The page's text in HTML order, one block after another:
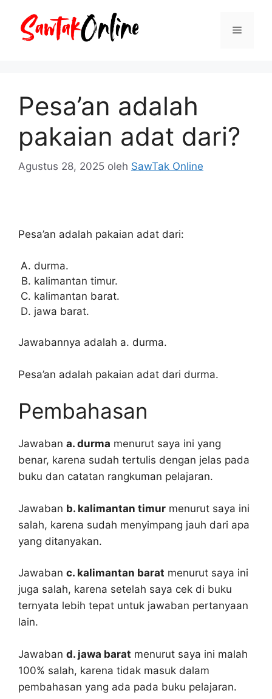
Menu
Pesa’an adalah
pakaian adat dari?
Agustus 28, 2025 oleh SawTak Online
Pesa’an adalah pakaian adat dari:
durma.
kalimantan timur.
kalimantan barat.
jawa barat.
Jawabannya adalah a. durma.
Pesa’an adalah pakaian adat dari durma.
Pembahasan
Jawaban a. durma menurut saya ini yang
benar, karena sudah tertulis dengan jelas pada
buku dan catatan rangkuman pelajaran.
Jawaban b. kalimantan timur menurut saya ini
salah, karena sudah menyimpang jauh dari apa
yang ditanyakan.
Jawaban c. kalimantan barat menurut saya ini
juga salah, karena setelah saya cek di buku
ternyata lebih tepat untuk jawaban pertanyaan
lain.
Jawaban d. jawa barat menurut saya ini malah
100% salah, karena tidak masuk dalam
pembahasan yang ada pada buku pelajaran.